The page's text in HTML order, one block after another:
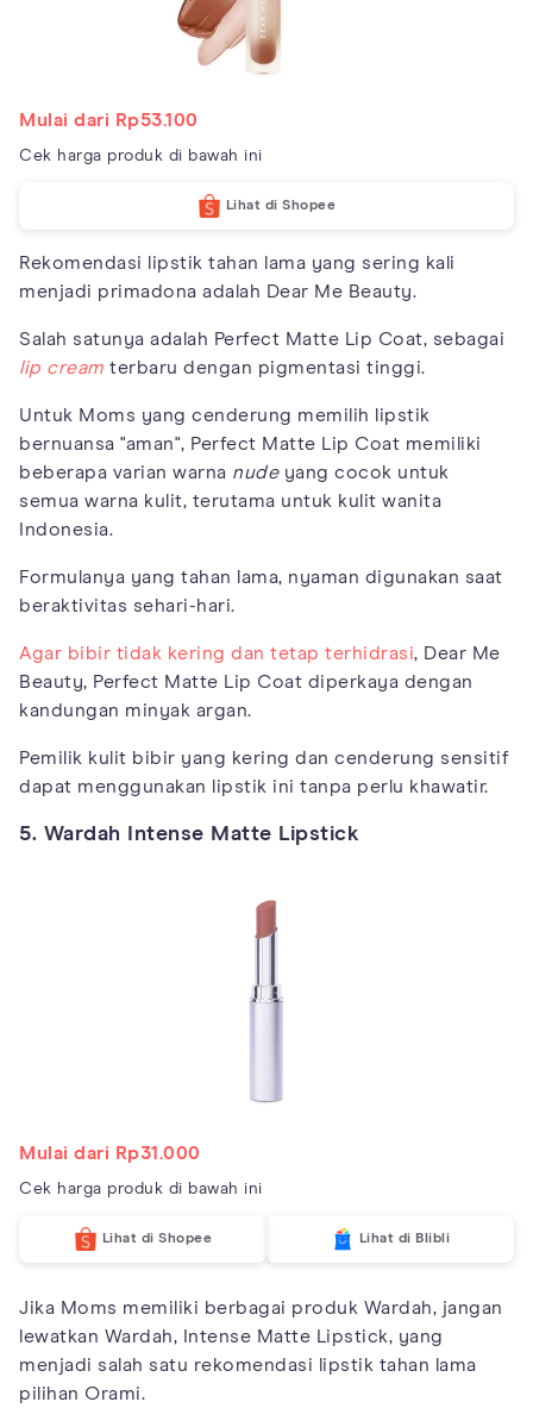
Mulai dari Rp53.100
Cek harga produk di bawah ini
Lihat di Shopee
Rekomendasi lipstik tahan lama yang sering kali
menjadi primadona adalah Dear Me Beauty.
Salah satunya adalah Perfect Matte Lip Coat, sebagai
lip cream terbaru dengan pigmentasi tinggi.
Untuk Moms yang cenderung memilih lipstik
bernuansa "aman", Perfect Matte Lip Coat memiliki
beberapa varian warna nudeyang cocok untuk
semua warna kulit, terutama untuk kulit wanita
Indonesia.
Formulanya yang tahan lama, nyaman digunakan saat
beraktivitas sehari-hari.
Agar bibir tidak kering dan tetap terhidrasi, Dear Me
Beauty, Perfect Matte Lip Coat diperkaya dengan
kandungan minyak argan.
Pemilik kulit bibir yang kering dan cenderung sensitif
dapat menggunakan lipstik ini tanpa perlu khawatir.
5. Wardah Intense Matte Lipstick
Mulai dari Rp31.000
Cek harga produk di bawah ini
Lihat di Shopee Lihat di Blibli
Jika Moms memiliki berbagai produk Wardah, jangan
lewatkan Wardah, Intense Matte Lipstick, yang
menjadi salah satu rekomendasi lipstik tahan lama
pilihan Orami.